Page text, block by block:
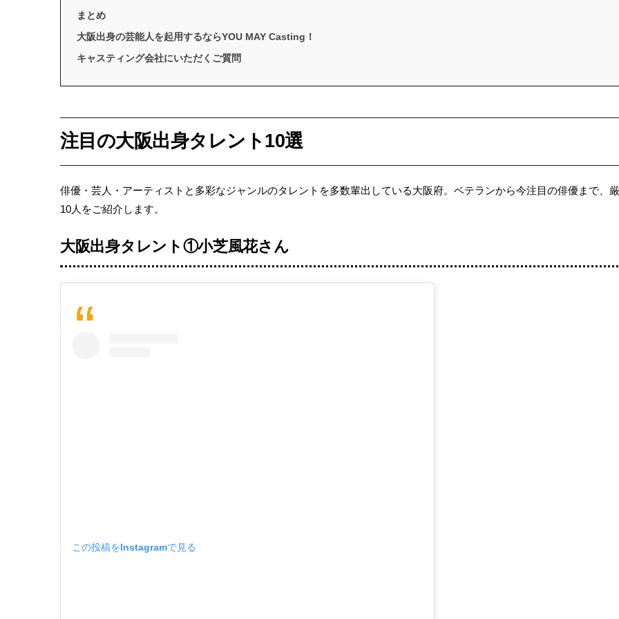
まとめ
大阪出身の芸能人を起用するならYOU MAY Casting！
キャスティング会社にいただくご質問
注目の大阪出身タレント10選
俳優・芸人・アーティストと多彩なジャンルのタレントを多数輩出している大阪府。ベテランから今注目の俳優まで、
10人をご紹介します。
大阪出身タレント①小芝風花さん
この投稿をInstagramで見る